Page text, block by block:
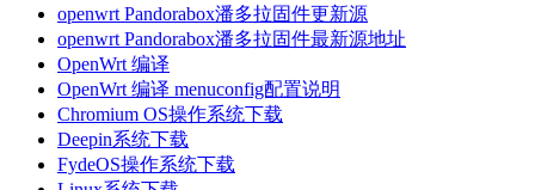
openwrt Pandorabox潘多拉固件更新源
openwrt Pandorabox潘多拉固件最新源地址
OpenWrt 编译
OpenWrt 编译 menuconfig配置说明
Chromium OS操作系统下载
Deepin系统下载
FydeOS操作系统下载